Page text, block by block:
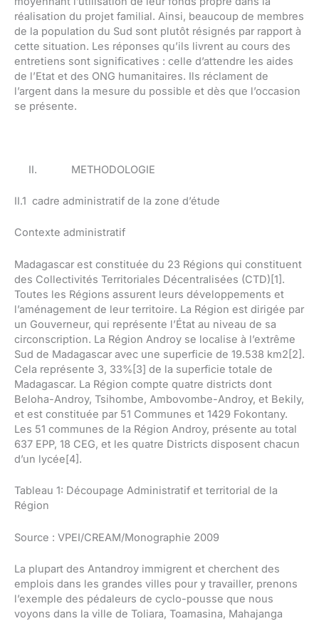
réalisation du projet familial. Ainsi, beaucoup de membres
de la population du Sud sont plutôt résignés par rapport à
cette situation. Les réponses qu’ils livrent au cours des
entretiens sont significatives : celle d’attendre les aides
de l’Etat et des ONG humanitaires. Ils réclament de
l’argent dans la mesure du possible et dès que l’occasion
se présente.
II. METHODOLOGIE
II.1 cadre administratif de la zone d’étude
Contexte administratif
Madagascar est constituée du 23 Régions qui constituent
des Collectivités Territoriales Décentralisées (CTD)[1].
Toutes les Régions assurent leurs développements et
l’aménagement de leur territoire. La Région est dirigée par
un Gouverneur, qui représente l’État au niveau de sa
circonscription. La Région Androy se localise à l’extrême
Sud de Madagascar avec une superficie de 19.538 km2[2].
Cela représente 3, 33%[3] de la superficie totale de
Madagascar. La Région compte quatre districts dont
Beloha-Androy, Tsihombe, Ambovombe-Androy, et Bekily,
et est constituée par 51 Communes et 1429 Fokontany.
Les 51 communes de la Région Androy, présente au total
637 EPP, 18 CEG, et les quatre Districts disposent chacun
d’un lycée[4].
Tableau 1: Découpage Administratif et territorial de la
Région
Source : VPEI/CREAM/Monographie 2009
La plupart des Antandroy immigrent et cherchent des
emplois dans les grandes villes pour y travailler, prenons
l’exemple des pédaleurs de cyclo-pousse que nous
voyons dans la ville de Toliara, Toamasina, Mahajanga